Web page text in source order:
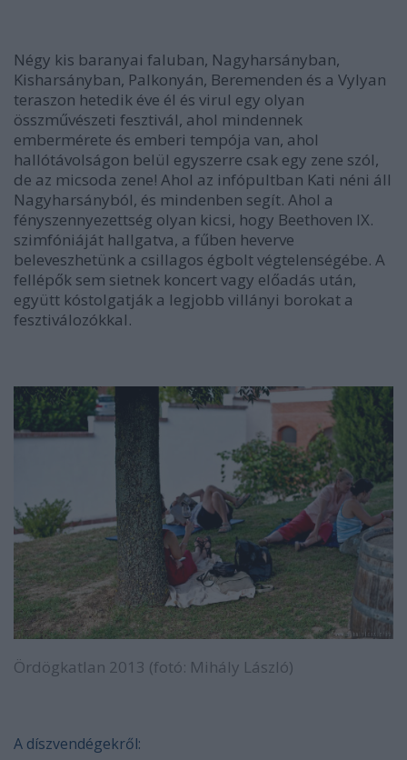
Négy kis baranyai faluban, Nagyharsányban,
Kisharsányban, Palkonyán, Beremenden és a Vylyan
teraszon hetedik éve él és virul egy olyan
összművészeti fesztivál, ahol mindennek
embermérete és emberi tempója van, ahol
hallótávolságon belül egyszerre csak egy zene szól,
de az micsoda zene! Ahol az infópultban Kati néni áll
Nagyharsányból, és mindenben segít. Ahol a
fényszennyezettség olyan kicsi, hogy Beethoven IX.
szimfóniáját hallgatva, a fűben heverve
beleveszhetünk a csillagos égbolt végtelenségébe. A
fellépők sem sietnek koncert vagy előadás után,
együtt kóstolgatják a legjobb villányi borokat a
fesztiválozókkal.
Ördögkatlan 2013 (fotó: Mihály László)
A díszvendégekről: